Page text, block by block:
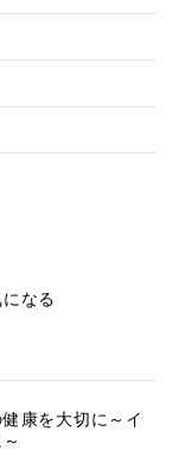
なる
康を大切に～イ